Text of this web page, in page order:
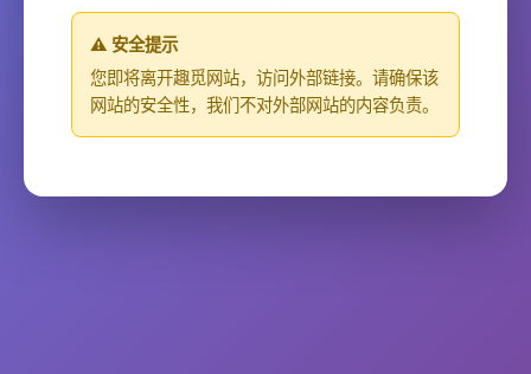
⚠️ 安全提示
您即将离开趣觅网站，访问外部链接。请确保该
网站的安全性，我们不对外部网站的内容负责。